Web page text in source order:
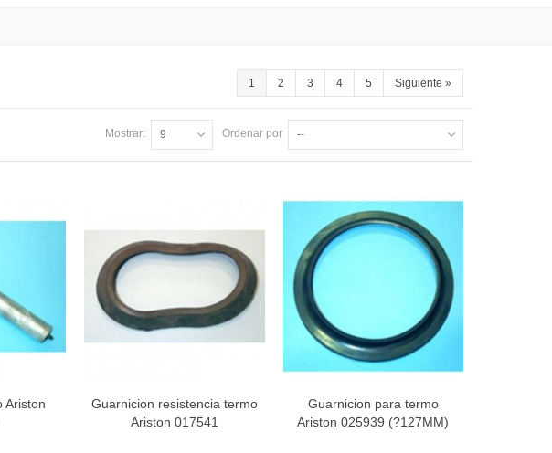
1 2 3 4 5 Siguiente »
Ordenar por --
Mostrar: 9
Ariston
Vista rápida
Guarnicion resistencia termo
Ariston 017541
Vista rápida
Guarnicion para termo
Ariston 025939 (?127MM)